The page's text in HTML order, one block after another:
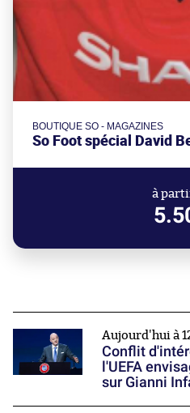
BOUTIQUE SO - MAGAZINES
So Foot spécial David
à
Aujourd'hui à
Conflit
l'UEFA
sur Gianni